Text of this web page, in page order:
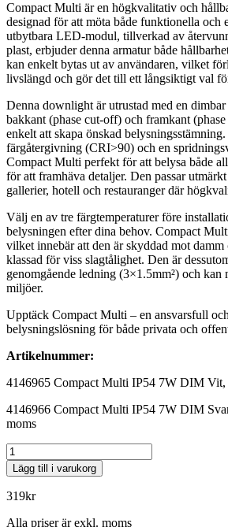
Compact Multi är en högkvalitativ och
designad för att möta både funktionella och
utbytbara LED-modul, tillverkad av
plast, erbjuder denna armatur både
kan enkelt bytas ut av användaren, vilket
livslängd och gör det till ett långsiktigt val
Denna downlight är utrustad med en
bakkant (phase cut-off) och framkant
enkelt att skapa önskad
färgåtergivning (CRI>90) och en
Compact Multi perfekt för att belysa både
för att framhäva detaljer. Den passar utmärkt
gallerier, hotell och restauranger där
Välj en av tre färgtemperaturer före
belysningen efter dina behov. Compact
vilket innebär att den är skyddad mot
klassad för viss slagtålighet. Den är
genomgående ledning (3×1.5mm²) och
miljöer.
Upptäck Compact Multi – en ansvarsfull
belysningslösning för både privata och
Artikelnummer:
4146965 Compact Multi IP54 7W DIM Vit,
4146966 Compact Multi IP54 7W DIM
moms
DL
Compact
Tilt
Ø90mm
Lägg till i varukorg
319kr
Alla priser är exkl. moms